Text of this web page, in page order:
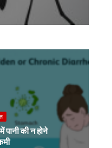
पानी की न होने